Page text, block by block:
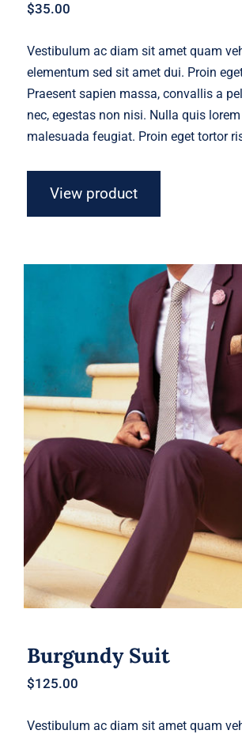
$35.00
Vestibulum ac diam sit amet quam
elementum sed sit amet dui. Proin
Praesent sapien massa, convallis a
nec, egestas non nisi. Nulla quis
malesuada feugiat. Proin eget tortor
View product
Burgundy Suit
Burgundy Suit
$125.00
Vestibulum ac diam sit amet quam